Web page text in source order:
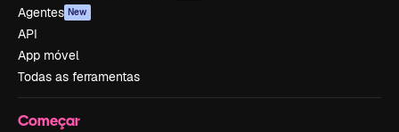
Agentes New
API
App móvel
Todas as ferramentas
Começar